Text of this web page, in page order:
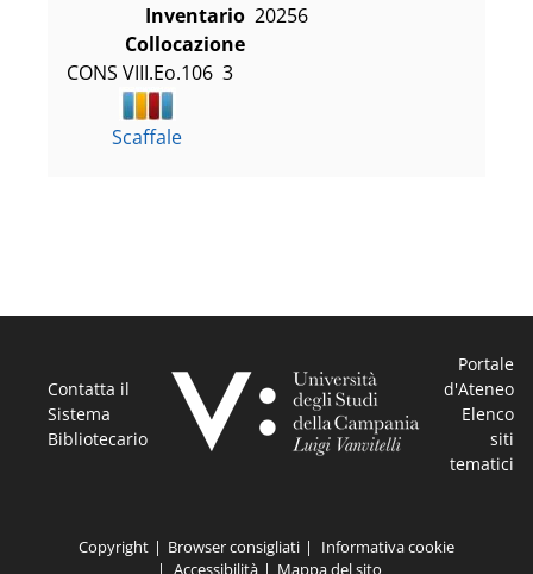
Inventario 20256
Collocazione
CONS VIII.Eo.106  3
Scaffale
Contatta il
Sistema
Bibliotecario
Portale
d'Ateneo
Elenco
siti
tematici
Copyright Browser consigliati
Informativa cookie
Accessibilità
Mappa del sito